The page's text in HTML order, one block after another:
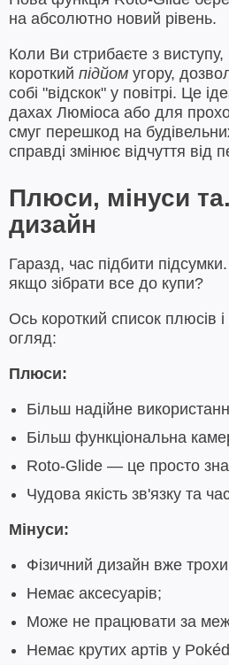
на абсолютно новий рівень.
Коли Ви стрибаєте з
короткий підйом угору,
собі "відскок" у повітрі. Це
дахах Люміоса або для
смуг перешкод на
справді змінює відчуття від
Плюси, мінуси
дизайн
Гаразд, час підбити
якщо зібрати все до купи?
Ось короткий список плюсів і
огляд:
Плюси:
Більш надійне
Більш функціональна
Roto-Glide — це просто
Чудова якість зв'язку та
Мінуси:
Фізичний дизайн вже трохи
Немає аксесуарів;
Може не працювати за
Немає крутих артів у